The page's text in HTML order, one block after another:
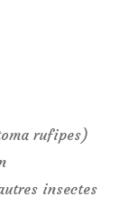
rufipes)
insectes